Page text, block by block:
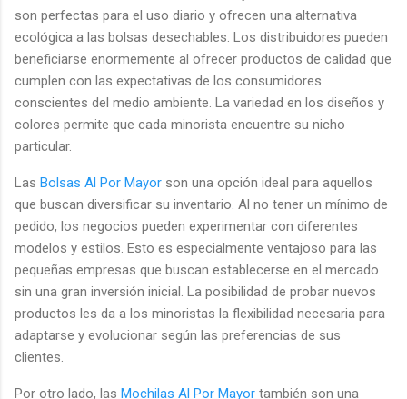
son perfectas para el uso diario y ofrecen una alternativa
ecológica a las bolsas desechables. Los distribuidores pueden
beneficiarse enormemente al ofrecer productos de calidad que
cumplen con las expectativas de los consumidores
conscientes del medio ambiente. La variedad en los diseños y
colores permite que cada minorista encuentre su nicho
particular.
Las Bolsas Al Por Mayor son una opción ideal para aquellos
que buscan diversificar su inventario. Al no tener un mínimo de
pedido, los negocios pueden experimentar con diferentes
modelos y estilos. Esto es especialmente ventajoso para las
pequeñas empresas que buscan establecerse en el mercado
sin una gran inversión inicial. La posibilidad de probar nuevos
productos les da a los minoristas la flexibilidad necesaria para
adaptarse y evolucionar según las preferencias de sus
clientes.
Por otro lado, las Mochilas Al Por Mayor también son una